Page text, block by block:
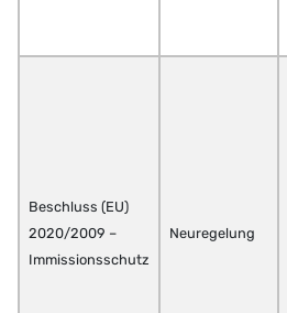
Beschluss (EU)
2020/2009 –
Immissionsschutz
Neuregelung